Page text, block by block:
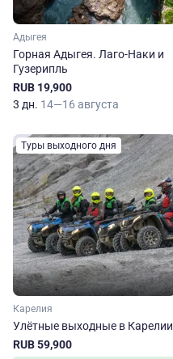
Адыгея
Горная Адыгея. Лаго-Наки и
Гузерипль
RUB 19,900
3 дн. 14—16 августа
Туры выходного дня
Карелия
Улётные выходные в Карелии
RUB 59,900